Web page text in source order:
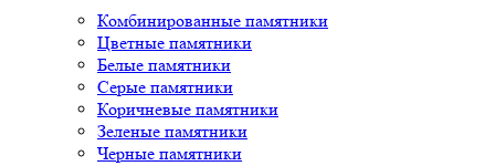
Комбинированные памятники
Цветные памятники
Белые памятники
Серые памятники
Коричневые памятники
Зеленые памятники
Черные памятники